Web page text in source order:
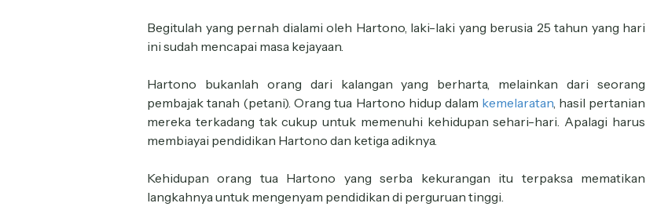
Begitulah yang pernah dialami oleh Hartono, laki-laki yang berusia 25 tahun yang hari
ini sudah mencapai masa kejayaan.
Hartono bukanlah orang dari kalangan yang berharta, melainkan dari seorang
pembajak tanah (petani). Orang tua Hartono hidup dalam kemelaratan, hasil pertanian
mereka terkadang tak cukup untuk memenuhi kehidupan sehari-hari. Apalagi harus
membiayai pendidikan Hartono dan ketiga adiknya.
Kehidupan orang tua Hartono yang serba kekurangan itu terpaksa mematikan
langkahnya untuk mengenyam pendidikan di perguruan tinggi.